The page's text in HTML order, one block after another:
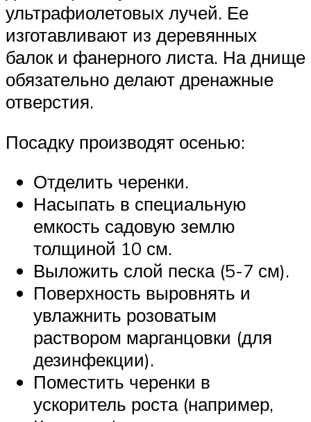
ультрафиолетовых лучей. Ее
изготавливают из деревянных
балок и фанерного листа. На днище
обязательно делают дренажные
отверстия.
Посадку производят осенью:
Отделить черенки.
Насыпать в специальную
емкость садовую землю
толщиной 10 см.
Выложить слой песка (5-7 см).
Поверхность выровнять и
увлажнить розоватым
раствором марганцовки (для
дезинфекции).
Поместить черенки в
ускоритель роста (например,